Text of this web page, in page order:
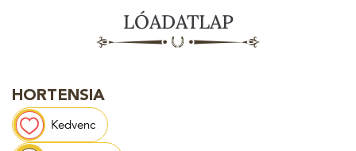
LÓADATLAP
HORTENSIA
Kedvenc